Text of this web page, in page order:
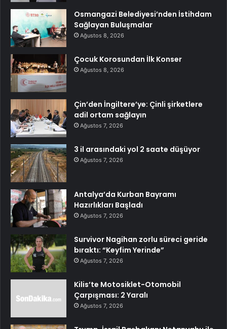
Osmangazi Belediyesi’nden İstihdam
Sağlayan Buluşmalar
Ağustos 8, 2026
Çocuk Korosundan İlk Konser
Ağustos 8, 2026
Çin’den İngiltere’ye: Çinli şirketlere
adil ortam sağlayın
Ağustos 7, 2026
3 il arasındaki yol 2 saate düşüyor
Ağustos 7, 2026
Antalya’da Kurban Bayramı
Hazırlıkları Başladı
Ağustos 7, 2026
Survivor Nagihan zorlu süreci geride
bıraktı: “Keyfim Yerinde”
Ağustos 7, 2026
Kilis’te Motosiklet-Otomobil
Çarpışması: 2 Yaralı
Ağustos 7, 2026